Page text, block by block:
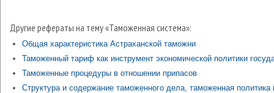
Другие рефераты на тему «Таможенная система»:
Общая характеристика Астраханской таможни
Таможенный тариф как инструмент экономической политики
Таможенные процедуры в отношении припасов
Структура и содержание таможенного дела, таможенная